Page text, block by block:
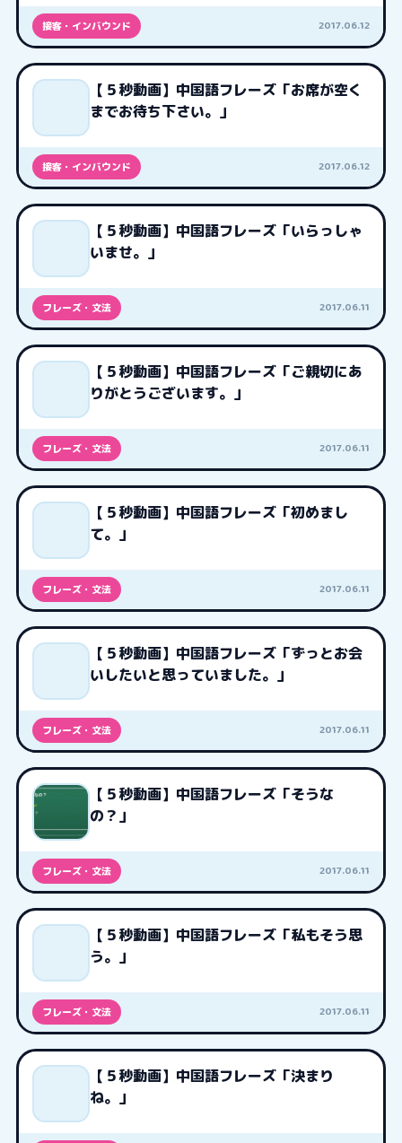
接客・インバウンド 2017.06.12
【５秒動画】中国語フレーズ「お席が空く
までお待ち下さい。」
接客・インバウンド 2017.06.12
【５秒動画】中国語フレーズ「いらっしゃ
いませ。」
フレーズ・文法 2017.06.11
【５秒動画】中国語フレーズ「ご親切にあ
りがとうございます。」
フレーズ・文法 2017.06.11
【５秒動画】中国語フレーズ「初めまし
て。」
フレーズ・文法 2017.06.11
【５秒動画】中国語フレーズ「ずっとお会
いしたいと思っていました。」
フレーズ・文法 2017.06.11
【５秒動画】中国語フレーズ「そうな
の？」
フレーズ・文法 2017.06.11
【５秒動画】中国語フレーズ「私もそう思
う。」
フレーズ・文法 2017.06.11
【５秒動画】中国語フレーズ「決まり
ね。」